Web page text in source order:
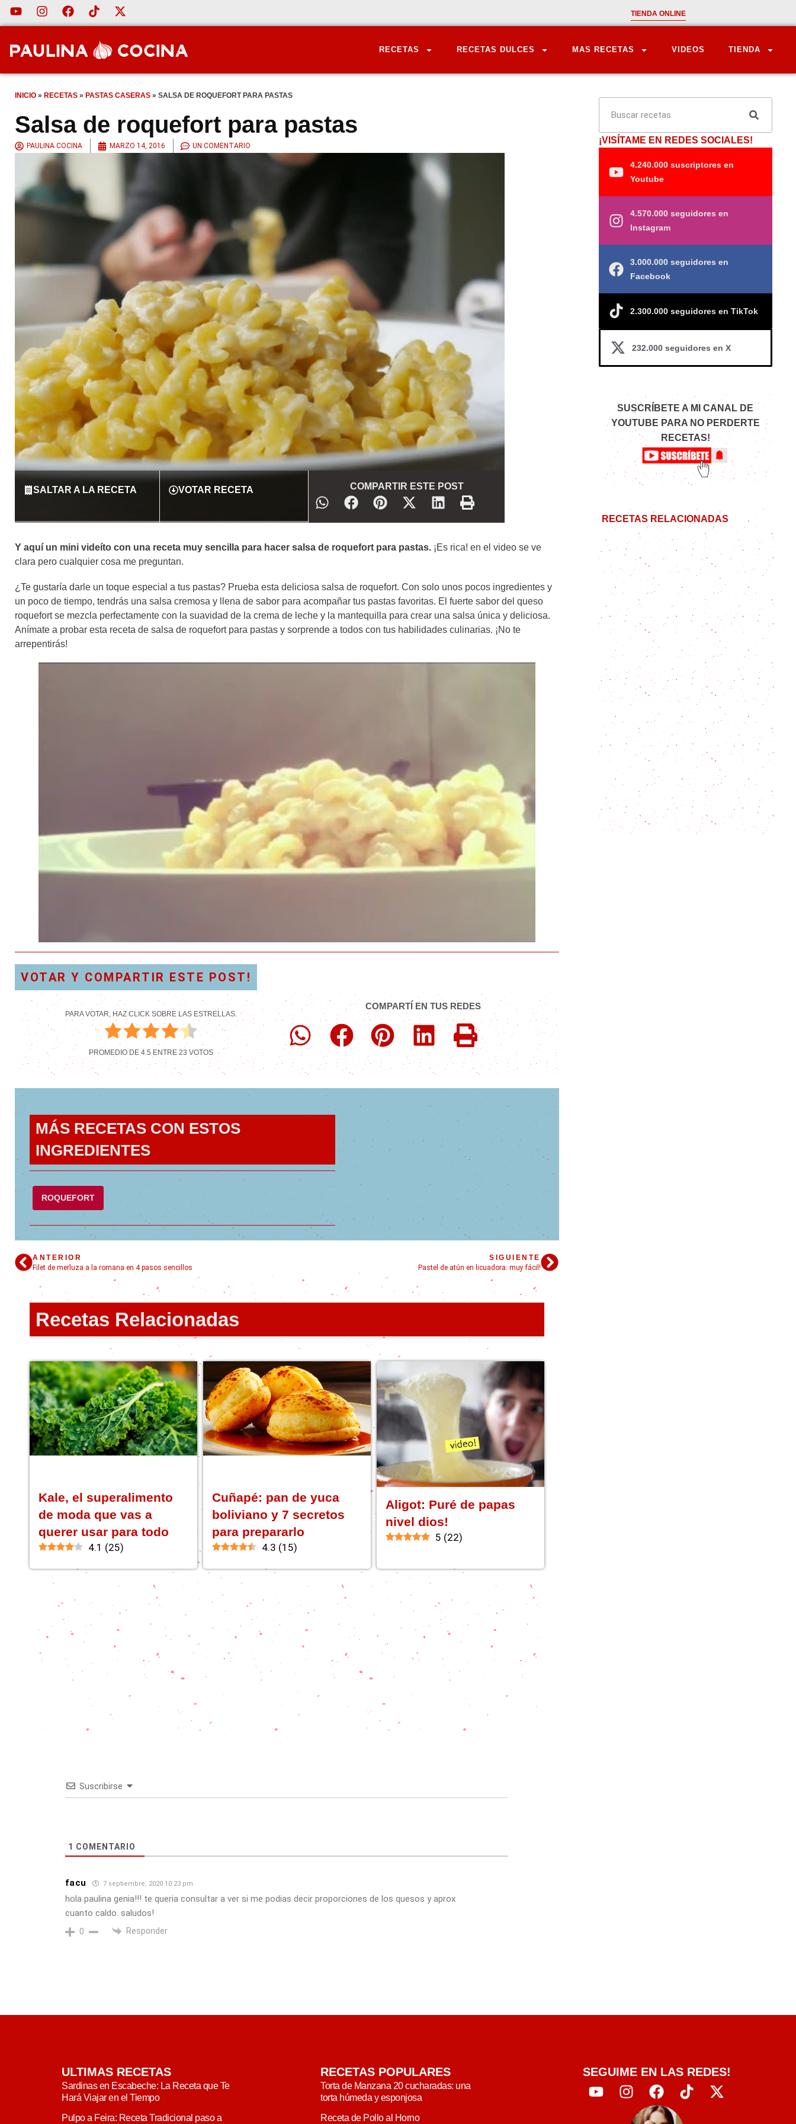
TIENDA ONLINE
RECETAS RECETAS DULCES MAS RECETAS VIDEOS TIENDA
INICIO » RECETAS » PASTAS CASERAS » SALSA DE ROQUEFORT PARA PASTAS
Salsa de roquefort para pastas
PAULINA COCINA MARZO 14, 2016 UN COMENTARIO
SALTAR A LA RECETA VOTAR RECETA COMPARTIR ESTE POST
Y aquí un mini videíto con una receta muy sencilla para hacer salsa de roquefort para pastas. ¡Es rica! en el video se ve
clara pero cualquier cosa me preguntan.
¿Te gustaría darle un toque especial a tus pastas? Prueba esta deliciosa salsa de roquefort. Con solo unos pocos ingredientes y
un poco de tiempo, tendrás una salsa cremosa y llena de sabor para acompañar tus pastas favoritas. El fuerte sabor del queso
roquefort se mezcla perfectamente con la suavidad de la crema de leche y la mantequilla para crear una salsa única y deliciosa.
Anímate a probar esta receta de salsa de roquefort para pastas y sorprende a todos con tus habilidades culinarias. ¡No te
arrepentirás!
VOTAR Y COMPARTIR ESTE POST!
PARA VOTAR, HAZ CLICK SOBRE LAS ESTRELLAS.
PROMEDIO DE 4.5ENTRE23VOTOS
COMPARTÍ EN TUS REDES
MÁS RECETAS CON ESTOS
INGREDIENTES
ROQUEFORT
ANTERIOR
Filet de merluza a la romana en 4 pasos sencillos
SIGUIENTE
Pastel de atún en licuadora: muy fácil!
Recetas Relacionadas
Kale, el superalimento
de moda que vas a
querer usar para todo
4.1 (25)
Cuñapé: pan de yuca
boliviano y 7 secretos
para prepararlo
4.3 (15)
Aligot: Puré de papas
nivel dios!
5 (22)
Suscribirse
1 COMENTARIO
facu 7 septiembre, 2020 10:23 pm
hola paulina genia!!! te queria consultar a ver si me podias decir proporciones de los quesos y aprox
cuanto caldo. saludos!
0 Responder
¡VISÍTAME EN REDES SOCIALES!
4.240.000 suscriptores en
Youtube
4.570.000 seguidores en
Instagram
3.000.000 seguidores en
Facebook
2.300.000 seguidores en TikTok
232.000 seguidores en X
SUSCRÍBETE A MI CANAL DE
YOUTUBE PARA NO PERDERTE
RECETAS!
RECETAS RELACIONADAS
Kale, el superalimento de moda que
vas a querer usar para todo
Cazuela de Vacuno: Cómo Preparar
el Guiso Perfecto en Casa
Silpancho, todo lo que nos gusta en
un mismo plato
Aligot: Puré de papas nivel dios!
Mi receta de Calzones Rotos y 5
cosas que tenés que conocer
sobre ellos
Carapulcra: el reconfortante
guisado tradicional de Perú
ULTIMAS RECETAS
Sardinas en Escabeche: La Receta que Te
Hará Viajar en el Tiempo
Pulpo a Feira: Receta Tradicional paso a
RECETAS POPULARES
Torta de Manzana 20 cucharadas: una
torta húmeda y esponjosa
Receta de Pollo al Horno
SEGUIME EN LAS REDES!